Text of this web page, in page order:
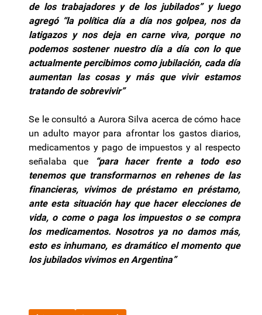
de los trabajadores y de los jubilados” y luego
agregó “la política día a día nos golpea, nos da
latigazos y nos deja en carne viva, porque no
podemos sostener nuestro día a día con lo que
actualmente percibimos como jubilación, cada día
aumentan las cosas y más que vivir estamos
tratando de sobrevivir”
Se le consultó a Aurora Silva acerca de cómo hace
un adulto mayor para afrontar los gastos diarios,
medicamentos y pago de impuestos y al respecto
señalaba que
“para hacer frente a todo eso
tenemos que transformarnos en rehenes de las
financieras, vivimos de préstamo en préstamo,
ante esta situación hay que hacer elecciones de
vida, o come o paga los impuestos o se compra
los medicamentos. Nosotros ya no damos más,
esto es inhumano, es dramático el momento que
los jubilados vivimos en Argentina”